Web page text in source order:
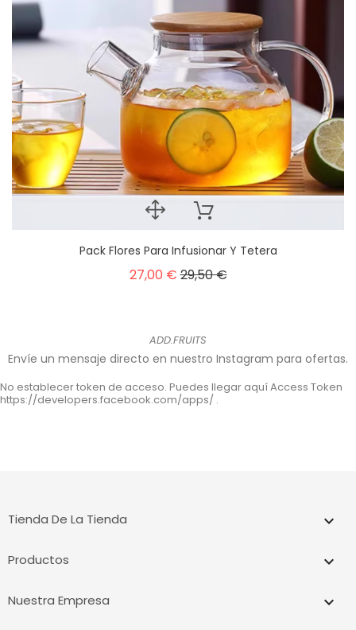
Pack Flores Para Infusionar Y Tetera
27,00 €29,50 €
ADD.FRUITS
Envíe un mensaje directo en nuestro Instagram para ofertas.
No establecer token de acceso. Puedes llegar aquí Access Token
https://developers.facebook.com/apps/ .
Tienda De La Tienda keyboard_arrow_down
Productos 
Nuestra Empresa 